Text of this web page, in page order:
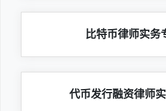
比特币律师实务
代币发行融资律师